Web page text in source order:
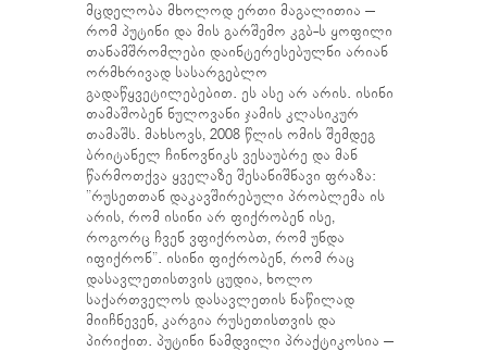
მცდელობა მხოლოდ ერთი მაგალითია –
რომ პუტინი და მის გარშემო კგბ-ს ყოფილი
თანამშრომლები დაინტერესებულნი არიან
ორმხრივად სასარგებლო
გადაწყვეტილებებით. ეს ასე არ არის. ისინი
თამაშობენ ნულოვანი ჯამის კლასიკურ
თამაშს. მახსოვს, 2008 წლის ომის შემდეგ
ბრიტანელ ჩინოვნიკს ვესაუბრე და მან
წარმოთქვა ყველაზე შესანიშნავი ფრაზა:
”რუსეთთან დაკავშირებული პრობლემა ის
არის, რომ ისინი არ ფიქრობენ ისე,
როგორც ჩვენ ვფიქრობთ, რომ უნდა
იფიქრონ”. ისინი ფიქრობენ, რომ რაც
დასავლეთისთვის ცუდია, ხოლო
საქართველოს დასავლეთის ნაწილად
მიიჩნევენ, კარგია რუსეთისთვის და
პირიქით. პუტინი ნამდვილი პრაქტიკოსია –